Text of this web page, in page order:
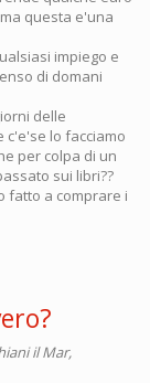
questa e'una
impiego e
di domani
delle
c'e'se lo facciamo
per colpa di un
sui libri??
fatto a comprare i
il Mar,